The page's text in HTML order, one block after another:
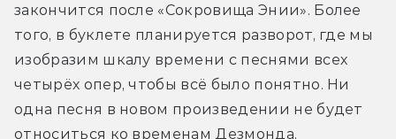
закончится после «Сокровища Энии». Более
того, в буклете планируется разворот, где мы
изобразим шкалу времени с песнями всех
четырёх опер, чтобы всё было понятно. Ни
одна песня в новом произведении не будет
относиться ко временам Дезмонда.